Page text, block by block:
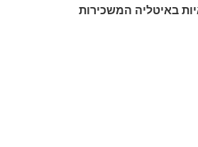
באיטליה המשכירות